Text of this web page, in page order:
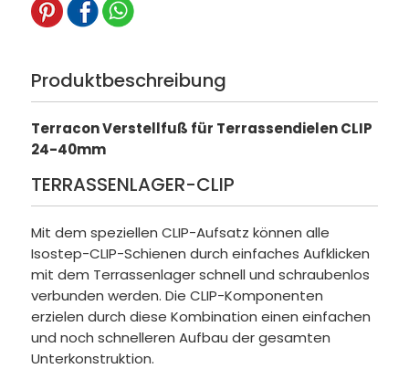
Produktbeschreibung
Terracon Verstellfuß für Terrassendielen CLIP
24-40mm
TERRASSENLAGER-CLIP
Mit dem speziellen CLIP-Aufsatz können alle
Isostep-CLIP-Schienen durch einfaches Aufklicken
mit dem Terrassenlager schnell und schraubenlos
verbunden werden. Die CLIP-Komponenten
erzielen durch diese Kombination einen einfachen
und noch schnelleren Aufbau der gesamten
Unterkonstruktion.